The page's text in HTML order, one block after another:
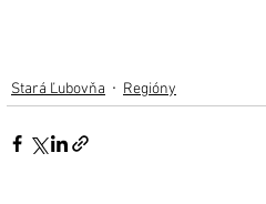
Stará Ľubovňa Regióny